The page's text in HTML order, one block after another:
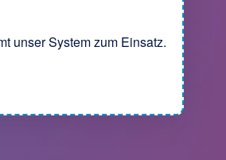
unser System zum Einsatz.